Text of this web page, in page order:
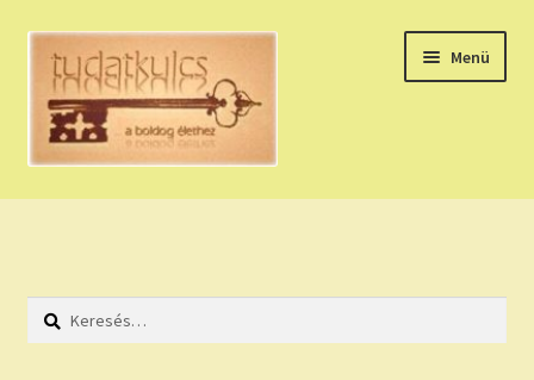
Ugrás
navigációhoz
Kilépés
tartalomba
Menü
HÚZZ EGY KÁRTYÁT!
HOLDNAPTÁR
Keresés: